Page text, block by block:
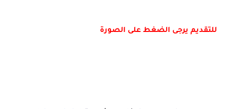
للتقديم يرجى الضغط على الصورة